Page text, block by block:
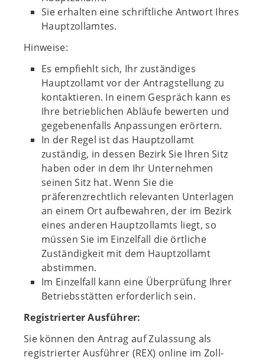
Sie erhalten eine schriftliche Antwort Ihres
Hauptzollamtes.
Hinweise:
Es empfiehlt sich, Ihr zuständiges
Hauptzollamt vor der Antragstellung zu
kontaktieren. In einem Gespräch kann es
Ihre betrieblichen Abläufe bewerten und
gegebenenfalls Anpassungen erörtern.
In der Regel ist das Hauptzollamt
zuständig, in dessen Bezirk Sie Ihren Sitz
haben oder in dem Ihr Unternehmen
seinen Sitz hat. Wenn Sie die
präferenzrechtlich relevanten Unterlagen
an einem Ort aufbewahren, der im Bezirk
eines anderen Hauptzollamts liegt, so
müssen Sie im Einzelfall die örtliche
Zuständigkeit mit dem Hauptzollamt
abstimmen.
Im Einzelfall kann eine Überprüfung Ihrer
Betriebsstätten erforderlich sein.
Registrierter Ausführer:
Sie können den Antrag auf Zulassung als
registrierter Ausführer (REX) online im Zoll-